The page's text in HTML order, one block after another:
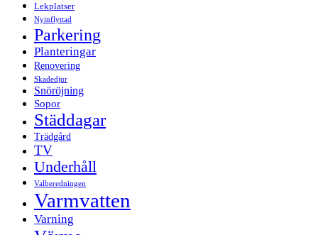
Lekplatser
Nyinflyttad
Parkering
Planteringar
Renovering
Skadedjur
Snöröjning
Sopor
Städdagar
Trädgård
TV
Underhåll
Valberedningen
Varmvatten
Varning